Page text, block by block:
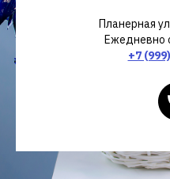
Планерная
Ежедневно
+7